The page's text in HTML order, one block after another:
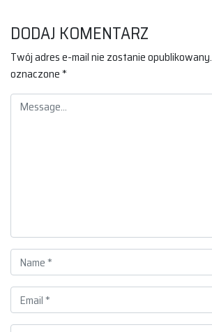
DODAJ KOMENTARZ
Twój adres e-mail nie zostanie opublikowany.
oznaczone*